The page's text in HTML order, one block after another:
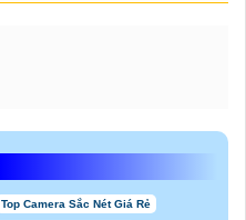
Top Camera Sắc Nét Giá Rẻ